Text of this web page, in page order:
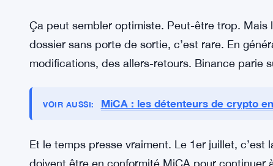
Discussions en cours avec
Binance est actuellement en discussion directe
les points de blocage. L’idée, c’est d’identifier
limite ne tombe. L’entreprise ne voit pas le
une opportunité d’améliorer ses pratiques.
Ça peut sembler optimiste. Peut-être trop.